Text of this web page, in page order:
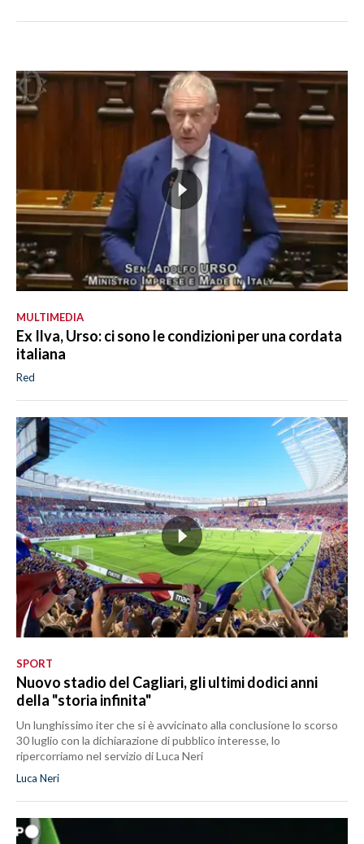
MULTIMEDIA
Ex Ilva, Urso: ci sono le condizioni per una cordata
italiana
Red
SPORT
Nuovo stadio del Cagliari, gli ultimi dodici anni
della "storia infinita"
Un lunghissimo iter che si è avvicinato alla conclusione lo scorso
30 luglio con la dichiarazione di pubblico interesse, lo
ripercorriamo nel servizio di Luca Neri
Luca Neri